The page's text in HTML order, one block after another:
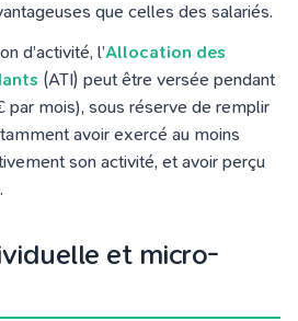
que celles des salariés.
d’activité, l’Allocation des
(ATI) peut être versée pendant
mois), sous réserve de remplir
avoir exercé au moins
son activité, et avoir perçu
et micro-